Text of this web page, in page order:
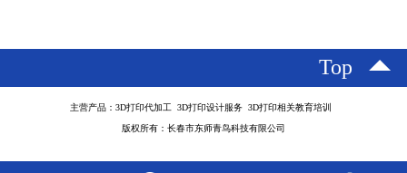
Top
主营产品：3D打印代加工 3D打印设计服务 3D打印相关教育培训
版权所有：长春市东师青鸟科技有限公司